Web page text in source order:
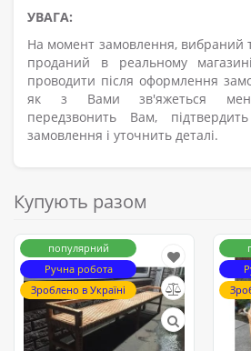
УВАГА:
На момент замовлення, вибраний
проданий в реальному
проводити після оформлення
як з Вами зв'яжеться
передзвонить Вам, підтвердить
замовлення і уточнить деталі.
Купують разом
популярний
Ручна робота
Зроблено в Україні